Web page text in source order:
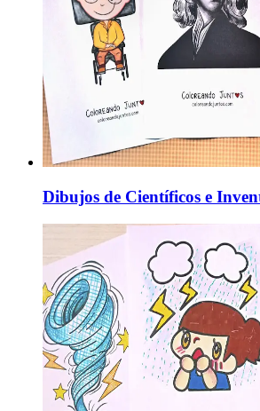
Dibujos de Científicos e